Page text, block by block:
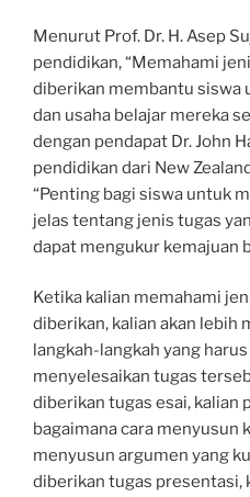
Menurut Prof. Dr. H. Asep
pendidikan, “Memahami
diberikan membantu siswa
dan usaha belajar mereka
dengan pendapat Dr. John
pendidikan dari New
“Penting bagi siswa untuk
jelas tentang jenis tugas
dapat mengukur kemajuan
Ketika kalian memahami
diberikan, kalian akan lebih
langkah-langkah yang
menyelesaikan tugas
diberikan tugas esai, kalian
bagaimana cara menyusun
menyusun argumen yang
diberikan tugas presentasi,